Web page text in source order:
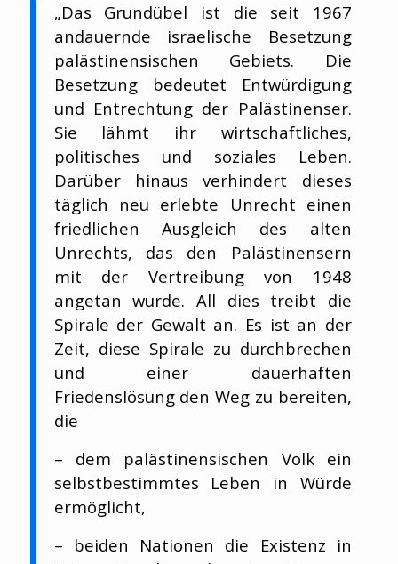
„Das Grundübel ist die seit 1967
andauernde israelische Besetzung
palästinensischen Gebiets. Die
Besetzung bedeutet Entwürdigung
und Entrechtung der Palästinenser.
Sie lähmt ihr wirtschaftliches,
politisches und soziales Leben.
Darüber hinaus verhindert dieses
täglich neu erlebte Unrecht einen
friedlichen Ausgleich des alten
Unrechts, das den Palästinensern
mit der Vertreibung von 1948
angetan wurde. All dies treibt die
Spirale der Gewalt an. Es ist an der
Zeit, diese Spirale zu durchbrechen
und einer dauerhaften
Friedenslösung den Weg zu bereiten,
die
– dem palästinensischen Volk ein
selbstbestimmtes Leben in Würde
ermöglicht,
– beiden Nationen die Existenz in